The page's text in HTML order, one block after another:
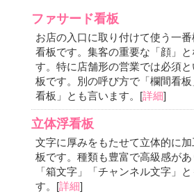
ファサード看板
お店の入口に取り付けて使う一
看板です。集客の重要な「顔」と
す。特に店舗形の営業では必須
板です。別の呼び方で「欄間看
看板」とも言います。[詳細]
立体浮看板
文字に厚みをもたせて立体的に
板です。種類も豊富で高級感があ
「箱文字」「チャンネル文字」
す。[詳細]